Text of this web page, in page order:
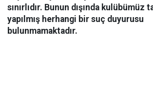
sınırlıdır. Bunun dışında kulübümüz
yapılmış herhangi bir suç duyurusu
bulunmamaktadır.